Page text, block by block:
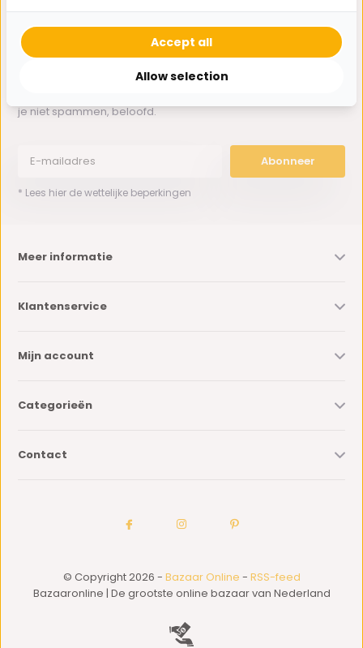
je niet spammen, beloofd.
Abonneer
* Lees hier de wettelijke beperkingen
Meer informatie
Klantenservice
Mijn account
Categorieën
Contact
© Copyright 2026 - Bazaar Online - RSS-feed
Bazaaronline | De grootste online bazaar van Nederland
Allow selection
Accept all